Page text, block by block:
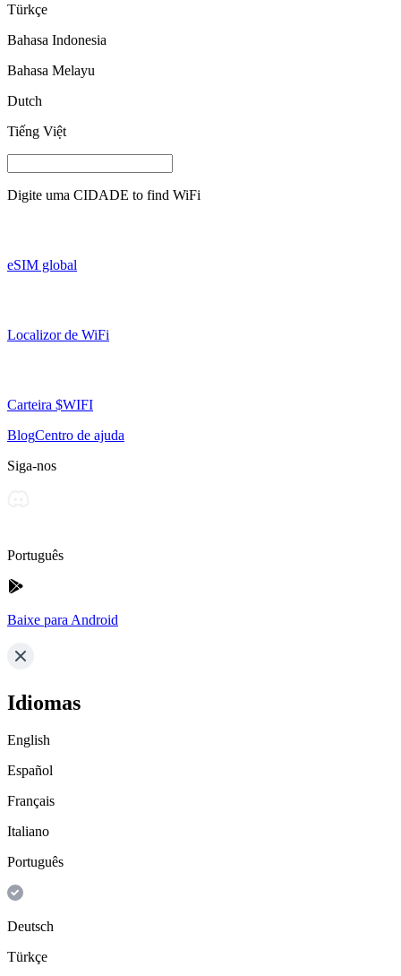
Türkçe
Bahasa Indonesia
Bahasa Melayu
Dutch
Tiếng Việt
Digite uma CIDADE to find WiFi
eSIM global
Localizor de WiFi
Carteira $WIFI
BlogCentro de ajuda
Siga-nos
Português
Baixe para Android
Idiomas
English
Español
Français
Italiano
Português
Deutsch
Türkçe